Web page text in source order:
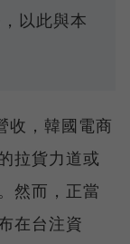
以此與本
收，韓國電商
拉貨力道或
然而，正當
在台注資